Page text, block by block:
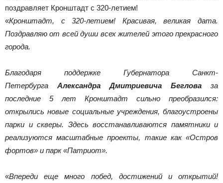
поздравляет Кронштадт с 320-летием!
«Кронштадт, с 320-летием! Красивая, великая дата.
Поздравляю от всей души всех жителей этого прекрасного
города.
Благодаря поддержке Губернатора Санкт-
Петербурга Александра Дмитриевича Беглова за
последние 5 лет Кронштадт сильно преобразился:
открылись новые социальные учреждения, благоустроены
парки и скверы. Здесь восстанавливаются памятники и
реализуются масштабные проекты, такие как «Остров
фортов» и парк «Патриот».
«Впереди еще много побед, достижений и открытий!